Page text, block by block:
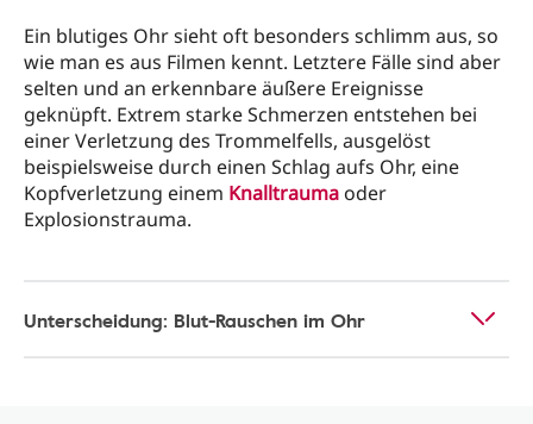
Ein blutiges Ohr sieht oft besonders schlimm aus, so
wie man es aus Filmen kennt. Letztere Fälle sind aber
selten und an erkennbare äußere Ereignisse
geknüpft. Extrem starke Schmerzen entstehen bei
einer Verletzung des Trommelfells, ausgelöst
beispielsweise durch einen Schlag aufs Ohr, eine
Kopfverletzung einem Knalltraumaoder
Explosionstrauma.
Unterscheidung: Blut-Rauschen im Ohr